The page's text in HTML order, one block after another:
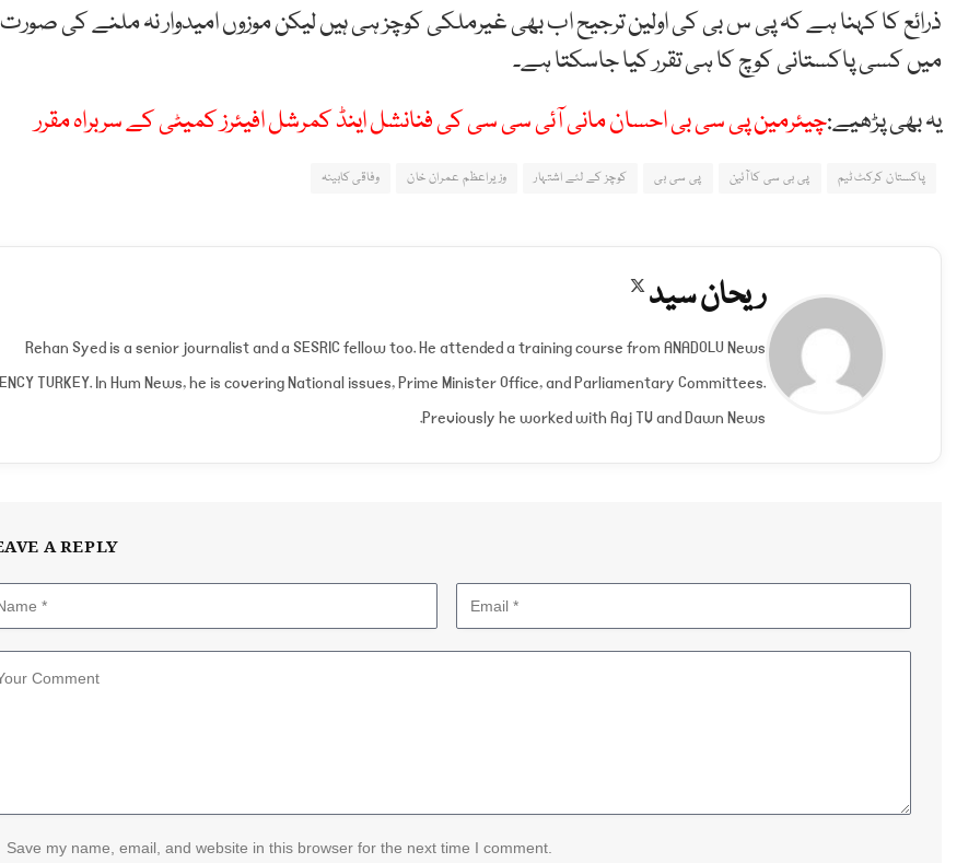
ذرائع کا کہنا ہے کہ پی س بی کی اولین ترجیح اب بھی غیرملکی کوچز ہی ہیں لیکن موزوں امیدوار نہ ملنے کی صورت
میں کسی پاکستانی کوچ کا ہی تقرر کیا جاسکتا ہے۔
یہ بھی پڑھیے:چیئرمین پی سی بی احسان مانی آئی سی سی کی فنانشل اینڈ کمرشل افیئرز کمیٹی کے سربراہ مقرر
پاکستان کرکٹ ٹیم پی بی سی کا آئین پی سی بی کوچز کے لئے اشتہار وزیراعظم عمران خان وفاقی کابینہ
ریحان سید
Rehan Syed is a senior journalist and a SESRIC fellow too. He attended a training course from ANADOLU News
TURKEY. In Hum News, he is covering National issues, Prime Minister Office, and Parliamentary Committees.
Previously he worked with Aaj TV and Dawn News.
A REPLY
Save my name, email, and website in this browser for the next time I comment.